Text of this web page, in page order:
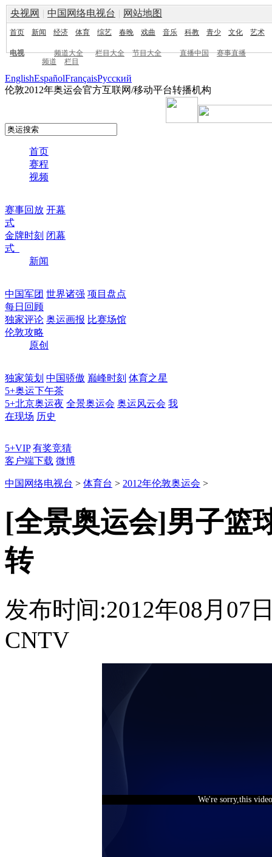
央视网 | 中国网络电视台 | 网站地图
首页 新闻 经济 体育 综艺 春晚 戏曲 音乐 科教 青少 文化 艺术
电视 频道大全 栏目大全 节目大全 直播中国
赛事直播
频道
栏目
EnglishEspañolFrançaisPусский
伦敦2012年奥运会官方互联网/移动平台转播机构
首页
赛程
视频
赛事回放 开幕
式
金牌时刻 闭幕
式
新闻
中国军团 世界诸强 项目盘点
每日回顾
独家评论 奥运画报 比赛场馆
伦敦攻略
原创
独家策划 中国骄傲 巅峰时刻 体育之星
5+奥运下午茶
5+北京奥运夜 全景奥运会 奥运风云会 我
在现场 历史
5+VIP 有奖竞猜
客户端下载 微博
中国网络电视台 > 体育台 > 2012年伦敦奥运会 >
[全景奥运会]男子篮
转
发布时间:2012年08月07
CNTV
We're sorry,this